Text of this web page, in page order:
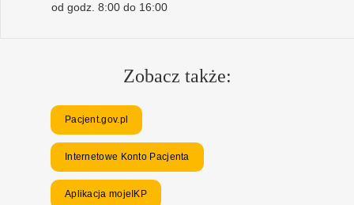
od godz. 8:00 do 16:00
Zobacz także:
Pacjent.gov.pl
Internetowe Konto Pacjenta
Aplikacja mojeIKP